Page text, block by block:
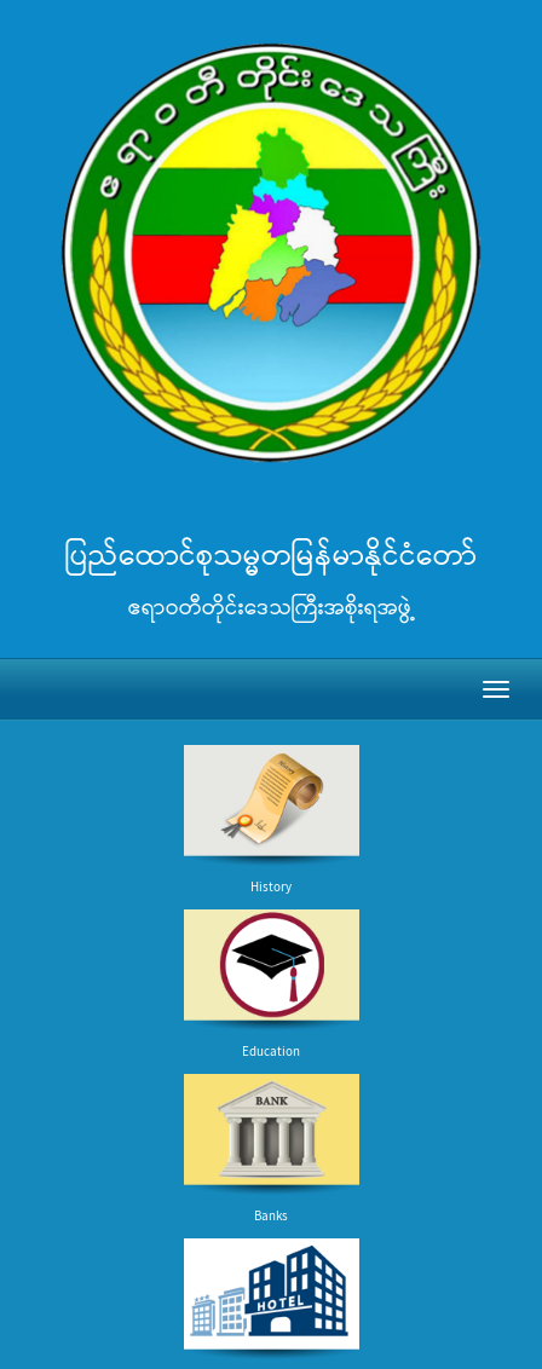
ပြည်ထောင်စုသမ္မတမြန်မာနိုင်ငံတော်
ဧရာဝတီတိုင်းဒေသကြီးအစိုးရအဖွဲ့
History
Education
Banks